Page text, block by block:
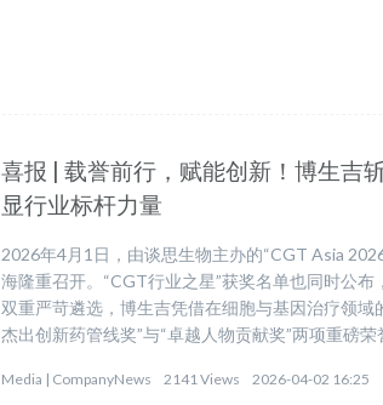
喜报 | 载誉前行，赋能创新！博生吉
显行业标杆力量
2026年4月1日，由谈思生物主办的“CGT Asia
海隆重召开。“CGT行业之星”获奖名单也同时公
双重严苛遴选，博生吉凭借在细胞与基因治疗领
杰出创新药管线奖”与“卓越人物贡献奖”两项重磅荣
Media | CompanyNews 2141 Views 2026-04-02 16:25